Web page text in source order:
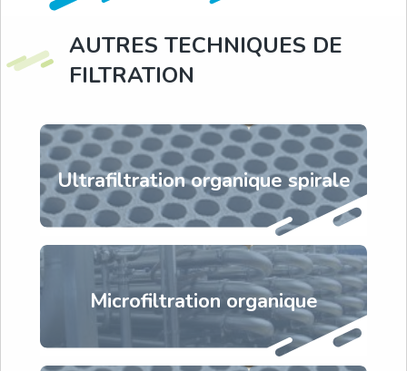
AUTRES TECHNIQUES DE
FILTRATION
Ultrafiltration organique spirale
Microfiltration organique